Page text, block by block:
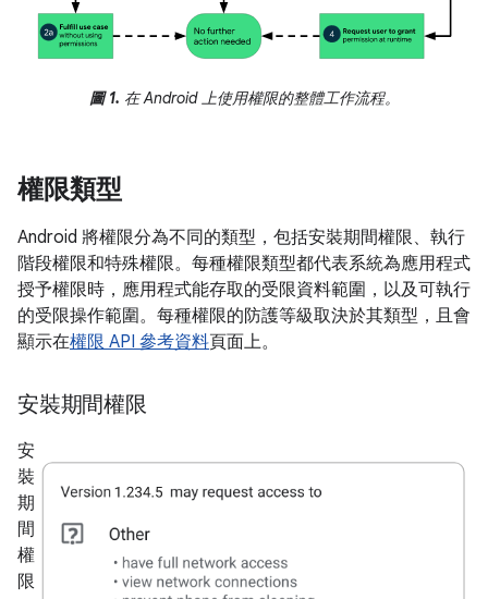
圖 1. 在 Android 上使用權限的整體工作流程。
權限類型
Android 將權限分為不同的類型，包括安裝期間權限、執行
階段權限和特殊權限。每種權限類型都代表系統為應用程式
授予權限時，應用程式能存取的受限資料範圍，以及可執行
的受限操作範圍。每種權限的防護等級取決於其類型，且會
顯示在權限 API 參考資料頁面上。
安裝期間權限
安
裝
期
間
權
限